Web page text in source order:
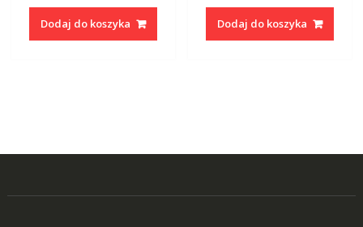
Dodaj do koszyka Dodaj do koszyka